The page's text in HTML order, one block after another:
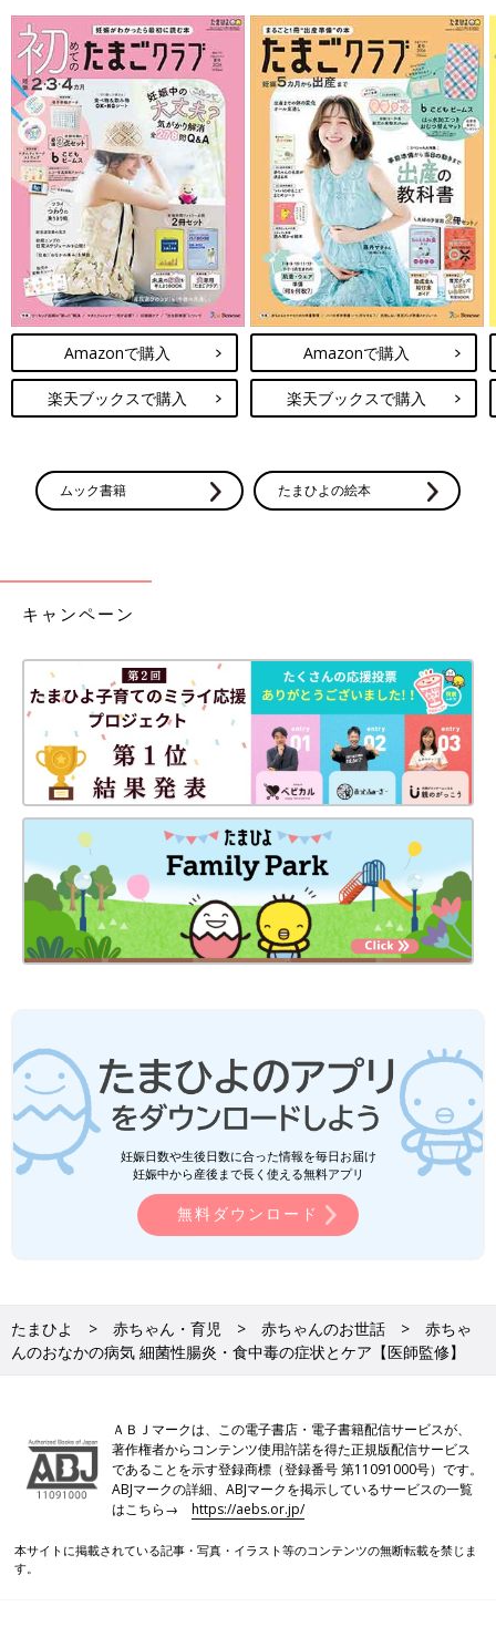
よく「ウンチで赤ちゃんの体調がわかる」と言
われますが、赤ちゃんのウンチは大人のものと
は色もにおいも違います。どういう場合に体調
が悪いと判断したら良いのか、難しいですよ
ね。 そこで、赤ちゃんのウンチの基本と、心配
なウンチの見分け方、ウンチに症状が出る病気
について「かたおか小児科クリニック」院長
片岡正先生に教えていただきました。
監修／横田俊一郎 先生
●イラスト／ヌガトモコ
■赤ちゃん おなかの病気
ウイルス性胃腸炎・乳児下痢症
・細菌性腸炎・食中毒
・腸重積症
・肥厚性幽門狭窄症
・ 胃食道逆流症
・胆道閉鎖症
先天性胆道拡張症
・鼠径ヘルニア・脱腸
臍ヘルニア
■ママ・パパが気になる！赤ちゃん おなかの症状
・乳糖不耐症
・レンガ色の尿
・
生理的便秘
赤ちゃんがかかりやすい病気・症状別・予防接種・お薬ガイド
▼赤ちゃん・子どもの病気とホームケアにおすすめの本
Amazonで購入
一般的な目安です。
※この情報は、2019年4月のものです。
Amazonで購入
楽天ブックスで購入
Amazonで購入
楽天ブックスで購入
ムック書籍 たまひよの絵本
キャンペーン
妊娠日数や生後日数に合った情報を毎日お届け
妊娠中から産後まで長く使える無料アプリ
無料ダウンロード
たまひよ 赤ちゃん・育児 赤ちゃんのお世話
赤ちゃ
んのおなかの病気 細菌性腸炎・食中毒の症状とケア【医師監修】
ＡＢＪマークは、この電子書店・電子書籍配信サービスが、
著作権者からコンテンツ使用許諾を得た正規版配信サービス
であることを示す登録商標（登録番号 第11091000号）です。
ABJマークの詳細、ABJマークを掲示しているサービスの一覧
はこちら→https://aebs.or.jp/
本サイトに掲載されている記事・写真・イラスト等のコンテンツの無断転載を禁じま
す。